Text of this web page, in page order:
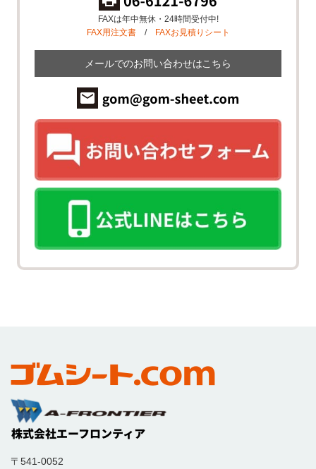
FAXは年中無休・24時間受付中!
FAX用注文書/ FAXお見積りシート
メールでのお問い合わせはこちら
〒541-0052